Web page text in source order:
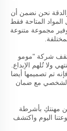
نحن نضمن أن
المتاحة فقط
مجموعة متنوعة
تقف شركة "مومو
ولا تُلهم الإبداع.
تم تصميمها أيضا
الشخصي مع ضمان
مهنتكِ بأشرطة
اليوم واكتشف